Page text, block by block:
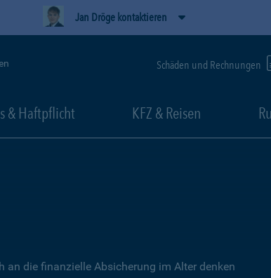
Jan Dröge kontaktieren
Schäden und Rechnungen
& Haftpflicht KFZ & Reisen
die finanzielle Absicherung im Alter denken